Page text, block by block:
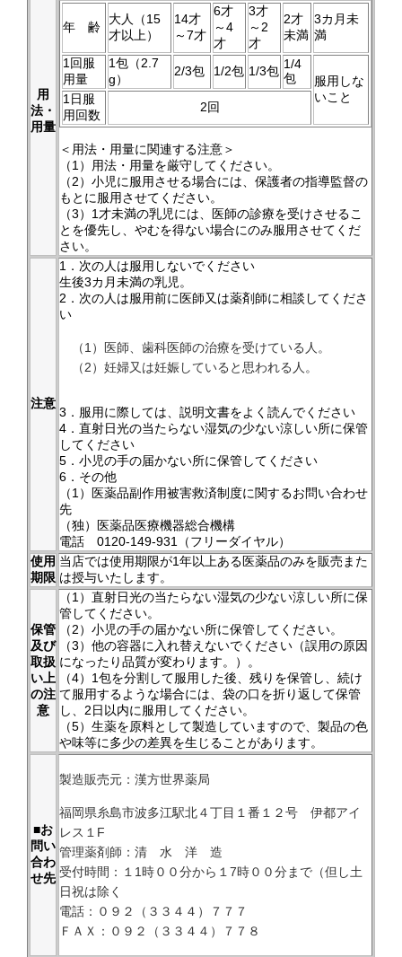
用
法・
用量
年 齢
大人（15
才以上）
14才
～7才
6才
～4
才
3才
～2
才
2才
未満
3カ月未
満
1回服
用量
1包（2.7
g）
2/3包 1/2包 1/3包 1/4
包
服用しな
いこと
1日服
用回数
2回
＜用法・用量に関連する注意＞
（1）用法・用量を厳守してください。
（2）小児に服用させる場合には、保護者の指導監督の
もとに服用させてください。
（3）1才未満の乳児には、医師の診療を受けさせるこ
とを優先し、やむを得ない場合にのみ服用させてくだ
さい。
注意
1．次の人は服用しないでください
生後3カ月未満の乳児。
2．次の人は服用前に医師又は薬剤師に相談してくださ
い
（1）医師、歯科医師の治療を受けている人。
（2）妊婦又は妊娠していると思われる人。
3．服用に際しては、説明文書をよく読んでください
4．直射日光の当たらない湿気の少ない涼しい所に保管
してください
5．小児の手の届かない所に保管してください
6．その他
（1）医薬品副作用被害救済制度に関するお問い合わせ
先
（独）医薬品医療機器総合機構
電話 0120-149-931（フリーダイヤル）
使用
期限
当店では使用期限が1年以上ある医薬品のみを販売また
は授与いたします。
保管
及び
取扱
い上
の注
意
（1）直射日光の当たらない湿気の少ない涼しい所に保
管してください。
（2）小児の手の届かない所に保管してください。
（3）他の容器に入れ替えないでください（誤用の原因
になったり品質が変わります。）。
（4）1包を分割して服用した後、残りを保管し、続け
て服用するような場合には、袋の口を折り返して保管
し、2日以内に服用してください。
（5）生薬を原料として製造していますので、製品の色
や味等に多少の差異を生じることがあります。
■お
問い
合わ
せ先
製造販売元：漢方世界薬局
福岡県糸島市波多江駅北４丁目１番１２号 伊都アイ
レス１F
管理薬剤師：清 水 洋 造
受付時間：１1時００分から１7時００分まで（但し土
日祝は除く
電話：０９２（３３４４）７７７
ＦＡＸ：０９２（３３４４）７７８